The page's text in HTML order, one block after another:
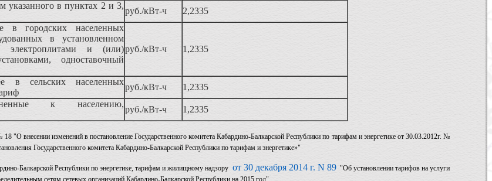
указанного в пунктах 2 и 3,
руб./кВт-ч 2,2335
в городских населенных
в установленном
электроплитами и (или)
одноставочный
руб./кВт-ч 1,2335
в сельских населенных
руб./кВт-ч 1,2335
к населению,
руб./кВт-ч 1,2335
внесении изменений в постановление Государственного комитета Кабардино-Балкарской Республики по тарифам и энергетике от 30.03.2012г. №
Государственного комитета Кабардино-Балкарской Республики по тарифам и энергетике»"
Балкарской Республики по энергетике, тарифам и жилищному надзору от 30 декабря 2014 г. N 89"Об установлении тарифов на услуги
сетям сетевых организаций Кабардино-Балкарской Республики на 2015 год"